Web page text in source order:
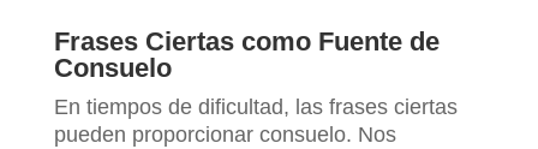
Frases Ciertas como Fuente de
Consuelo
En tiempos de dificultad, las frases ciertas
pueden proporcionar consuelo. Nos